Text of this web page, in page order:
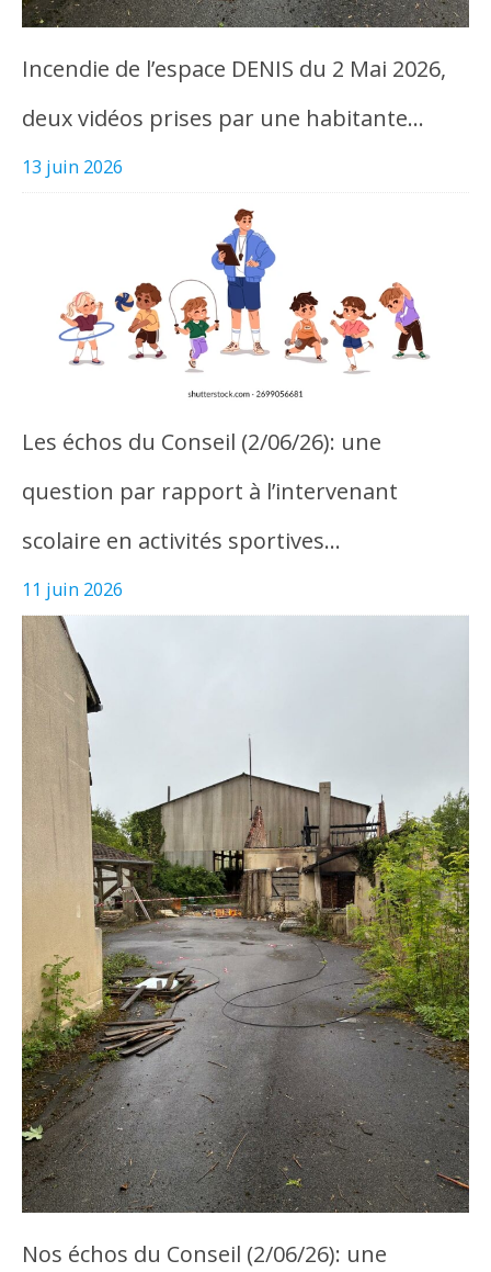
Incendie de l’espace DENIS du 2 Mai 2026,
deux vidéos prises par une habitante…
13 juin 2026
Les échos du Conseil (2/06/26): une
question par rapport à l’intervenant
scolaire en activités sportives…
11 juin 2026
Nos échos du Conseil (2/06/26): une